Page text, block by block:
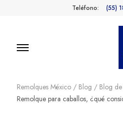
Teléfono: (55)
Remolques México / Blog / Blog
Remolque para caballos, ¿qué